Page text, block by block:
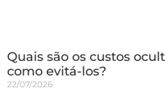
Quais são os custos
como evitá-los?
22/07/2026